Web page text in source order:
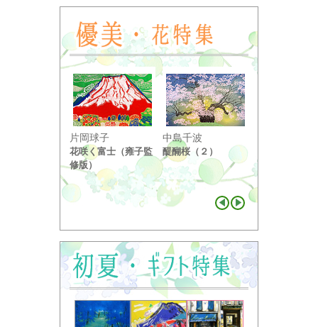
片岡球子
花咲く富士（雍子監
修版）
中島千波
醍醐桜（２）
り ...